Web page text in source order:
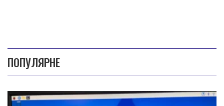
ПОПУЛЯРНЕ